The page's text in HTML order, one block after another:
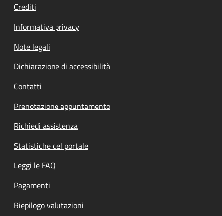
Crediti
Informativa privacy
Note legali
Dichiarazione di accessibilità
Contatti
Prenotazione appuntamento
Richiedi assistenza
Statistiche del portale
Leggi le FAQ
Pagamenti
Riepilogo valutazioni